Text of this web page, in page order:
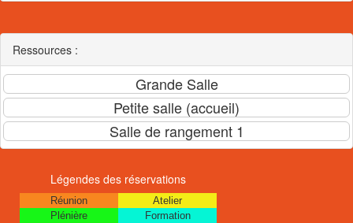
Ressources :
Légendes des réservations
Réunion
Atelier
Plénière
Formation